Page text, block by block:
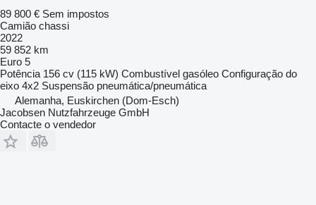
89 800 € Sem impostos
Camião chassi
2022
59 852 km
Euro 5
Potência 156 cv (115 kW) Combustível gasóleo Configuração do
eixo 4x2 Suspensão pneumática/pneumática
Alemanha, Euskirchen (Dom-Esch)
Jacobsen Nutzfahrzeuge GmbH
Contacte o vendedor